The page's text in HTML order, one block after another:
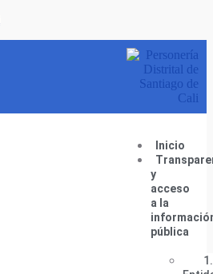
Inicio
y
acceso
a la
pública